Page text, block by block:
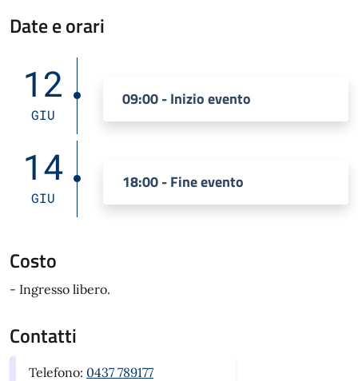
Date e orari
12
GIU
09:00 - Inizio evento
14
GIU
18:00 - Fine evento
Costo
- Ingresso libero.
Contatti
Telefono: 0437 789177